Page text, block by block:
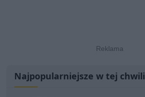
Najpopularniejsze w tej chwili